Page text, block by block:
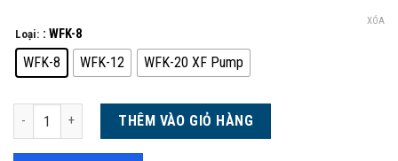
Loại: : WFK-8
WFK-8 WFK-12 WFK-20 XF Pump
XÓA
Bơm hồ bơi Pentair WFK-8-20 WhisperFlo số lượng
THÊM VÀO GIỎ HÀNG